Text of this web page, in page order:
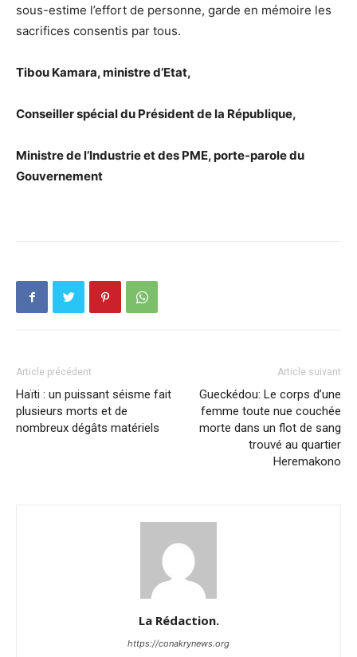
sous-estime l’effort de personne, garde en mémoire les
sacrifices consentis par tous.
Tibou Kamara, ministre d’Etat,
Conseiller spécial du Président de la République,
Ministre de l’Industrie et des PME, porte-parole du
Gouvernement
Article précédent
Haïti : un puissant séisme fait
plusieurs morts et de
nombreux dégâts matériels
Article suivant
Gueckédou: Le corps d’une
femme toute nue couchée
morte dans un flot de sang
trouvé au quartier
Heremakono
La Rédaction.
https://conakrynews.org